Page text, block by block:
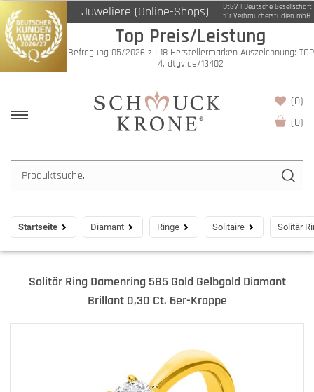
Juweliere (Online-Shops)
DtGV | Deutsche Gesellschaft
für Verbraucherstudien mbH
Top Preis/Leistung
Befragung 05/2026 zu 18 Herstellermarken Auszeichnung: TOP
4, dtgv.de/13402
(0)
(0)
Startseite Diamant Ringe Solitaire Solitär
Solitär Ring Damenring 585 Gold Gelbgold Diamant
Brillant 0,30 Ct. 6er-Krappe